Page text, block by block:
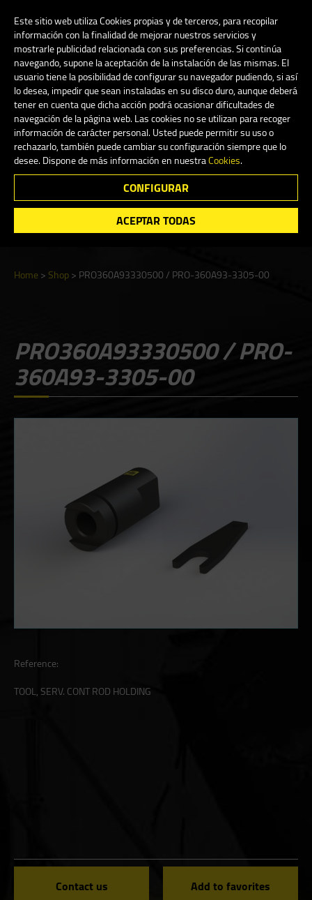
Este sitio web utiliza Cookies propias y de terceros, para recopilar
información con la finalidad de mejorar nuestros servicios y
mostrarle publicidad relacionada con sus preferencias. Si continúa
navegando, supone la aceptación de la instalación de las mismas. El
usuario tiene la posibilidad de configurar su navegador pudiendo, si así
lo desea, impedir que sean instaladas en su disco duro, aunque deberá
tener en cuenta que dicha acción podrá ocasionar dificultades de
navegación de la página web. Las cookies no se utilizan para recoger
información de carácter personal. Usted puede permitir su uso o
rechazarlo, también puede cambiar su configuración siempre que lo
desee. Dispone de más información en nuestraCookies.
CONFIGURAR
ACEPTAR TODAS
My Account
English
Shop
Search
Home>Shop>PRO360A93330500 / PRO-360A93-3305-00
PRO360A93330500 / PRO-
360A93-3305-00
Reference:
TOOL, SERV. CONT ROD HOLDING
Contact us Add to favorites